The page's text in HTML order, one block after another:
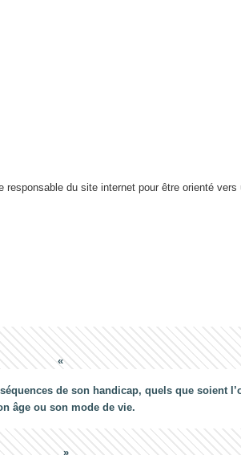
du site internet pour être orienté
de son handicap, quels que soient
âge ou son mode de vie.